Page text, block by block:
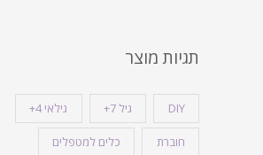
תגיות מוצר
DIY גיל 7+ גילאי 4+
חוברת כלים למטפלים